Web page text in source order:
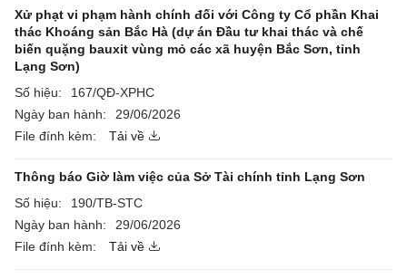
Xử phạt vi phạm hành chính đối với Công ty Cổ phần Khai
thác Khoáng sản Bắc Hà (dự án Đầu tư khai thác và chế
biến quặng bauxit vùng mỏ các xã huyện Bắc Sơn, tỉnh
Lạng Sơn)
Số hiệu:
167/QĐ-XPHC
Ngày ban hành:
29/06/2026
File đính kèm:
Tải về
Thông báo Giờ làm việc của Sở Tài chính tỉnh Lạng Sơn
Số hiệu:
190/TB-STC
Ngày ban hành:
29/06/2026
File đính kèm:
Tải về